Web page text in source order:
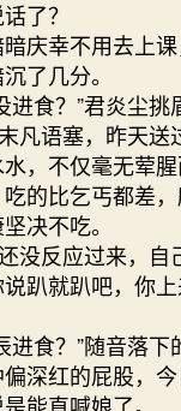
了？
幸不用去上课
了几分。
食？”君炎尘挑
语塞，昨天送
，不仅毫无荤
的比乞丐都差
决不吃。
反应过来，自
趴就趴吧，你
食？”随音落下
深红的屁股，今
能直喊娘了。